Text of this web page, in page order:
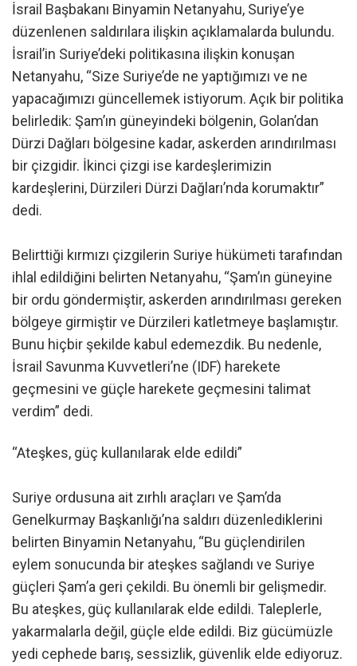
İsrail Başbakanı Binyamin Netanyahu, Suriye’ye
düzenlenen saldırılara ilişkin açıklamalarda bulundu.
İsrail’in Suriye’deki politikasına ilişkin konuşan
Netanyahu, “Size Suriye’de ne yaptığımızı ve ne
yapacağımızı güncellemek istiyorum. Açık bir politika
belirledik: Şam’ın güneyindeki bölgenin, Golan’dan
Dürzi Dağları bölgesine kadar, askerden arındırılması
bir çizgidir. İkinci çizgi ise kardeşlerimizin
kardeşlerini, Dürzileri Dürzi Dağları’nda korumaktır”
dedi.
Belirttiği kırmızı çizgilerin Suriye hükümeti tarafından
ihlal edildiğini belirten Netanyahu, “Şam’ın güneyine
bir ordu göndermiştir, askerden arındırılması gereken
bölgeye girmiştir ve Dürzileri katletmeye başlamıştır.
Bunu hiçbir şekilde kabul edemezdik. Bu nedenle,
İsrail Savunma Kuvvetleri’ne (IDF) harekete
geçmesini ve güçle harekete geçmesini talimat
verdim” dedi.
“Ateşkes, güç kullanılarak elde edildi”
Suriye ordusuna ait zırhlı araçları ve Şam’da
Genelkurmay Başkanlığı’na saldırı düzenlediklerini
belirten Binyamin Netanyahu, “Bu güçlendirilen
eylem sonucunda bir ateşkes sağlandı ve Suriye
güçleri Şam’a geri çekildi. Bu önemli bir gelişmedir.
Bu ateşkes, güç kullanılarak elde edildi. Taleplerle,
yakarmalarla değil, güçle elde edildi. Biz gücümüzle
yedi cephede barış, sessizlik, güvenlik elde ediyoruz.